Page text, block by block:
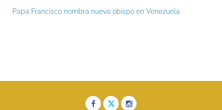
Papa Francisco nombra nuevo obispo en Venezuela